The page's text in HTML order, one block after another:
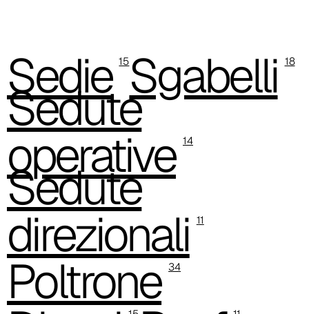
A 3BE
Sedie 15Sgabelli 18
Sedute
operative 14
Sedute
direzionali 11
Poltrone 34